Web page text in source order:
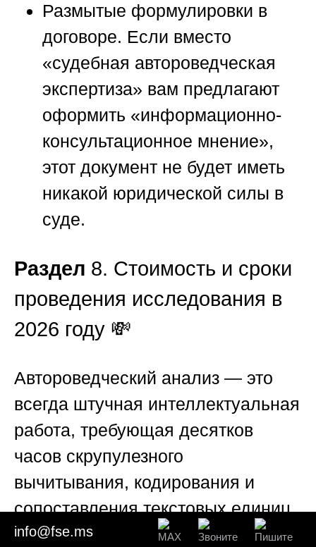
Размытые формулировки в
договоре. Если вместо
«судебная автороведческая
экспертиза» вам предлагают
оформить «информационно-
консультационное мнение»,
этот документ не будет иметь
никакой юридической силы в
суде.
Раздел 8. Стоимость и сроки
проведения исследования в
2026 году 💸
Автороведческий анализ — это
всегда штучная интеллектуальная
работа, требующая десятков
часов скрупулезного
вычитывания, кодирования и
сопоставления текстовых единиц.
Она физически не может стоить
info@fse.ms